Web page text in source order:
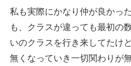
私も実際にかなり仲が良かっ
も、クラスが違っても最初の
いのクラスを行き来してたけ
無くなっていき一切関わりが